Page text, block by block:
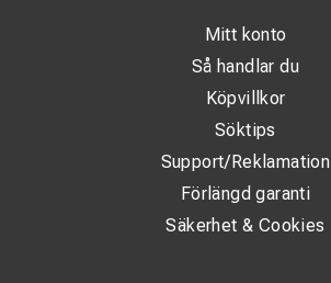
Mitt konto
Så handlar du
Köpvillkor
Söktips
Support/Reklamation
Förlängd garanti
Säkerhet & Cookies